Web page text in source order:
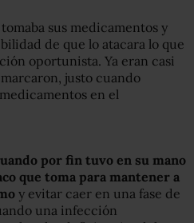
sus medicamentos y
de que lo atacara lo que
oportunista. Ya eran casi
justo cuando
en el
por fin tuvo en su mano
que toma para mantener a
y evitar caer en una fase de
una infección